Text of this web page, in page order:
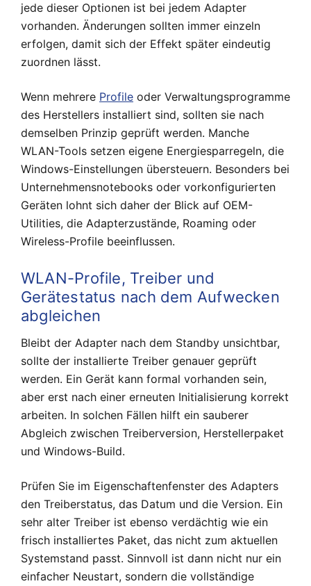
jede dieser Optionen ist bei jedem Adapter
vorhanden. Änderungen sollten immer einzeln
erfolgen, damit sich der Effekt später eindeutig
zuordnen lässt.
Wenn mehrere Profile oder Verwaltungsprogramme
des Herstellers installiert sind, sollten sie nach
demselben Prinzip geprüft werden. Manche
WLAN-Tools setzen eigene Energiesparregeln, die
Windows-Einstellungen übersteuern. Besonders bei
Unternehmensnotebooks oder vorkonfigurierten
Geräten lohnt sich daher der Blick auf OEM-
Utilities, die Adapterzustände, Roaming oder
Wireless-Profile beeinflussen.
WLAN-Profile, Treiber und
Gerätestatus nach dem Aufwecken
abgleichen
Bleibt der Adapter nach dem Standby unsichtbar,
sollte der installierte Treiber genauer geprüft
werden. Ein Gerät kann formal vorhanden sein,
aber erst nach einer erneuten Initialisierung korrekt
arbeiten. In solchen Fällen hilft ein sauberer
Abgleich zwischen Treiberversion, Herstellerpaket
und Windows-Build.
Prüfen Sie im Eigenschaftenfenster des Adapters
den Treiberstatus, das Datum und die Version. Ein
sehr alter Treiber ist ebenso verdächtig wie ein
frisch installiertes Paket, das nicht zum aktuellen
Systemstand passt. Sinnvoll ist dann nicht nur ein
einfacher Neustart, sondern die vollständige